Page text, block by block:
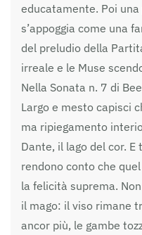
educatamente. Poi
s’appoggia come una
del preludio della
irreale e le Muse
Nella Sonata n. 7 di
Largo e mesto capisci
ma ripiegamento
Dante, il lago del cor.
rendono conto che
la felicità suprema.
il mago: il viso rimane
ancor più, le gambe